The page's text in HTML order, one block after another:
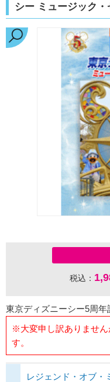
シー ミュージック
税込：
東京ディズニーシー5周年
※大変申し訳ありません
す。
レジェンド・オブ・